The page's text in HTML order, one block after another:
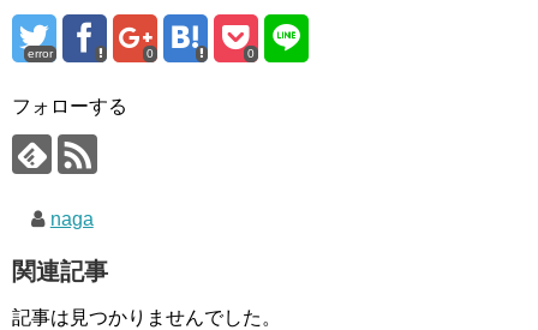
error 0 0
フォローする
naga
関連記事
記事は見つかりませんでした。